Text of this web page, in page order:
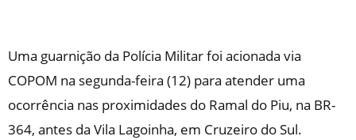
Uma guarnição da Polícia Militar foi acionada via
COPOM na segunda-feira (12) para atender uma
ocorrência nas proximidades do Ramal do Piu, na BR-
364, antes da Vila Lagoinha, em Cruzeiro do Sul.